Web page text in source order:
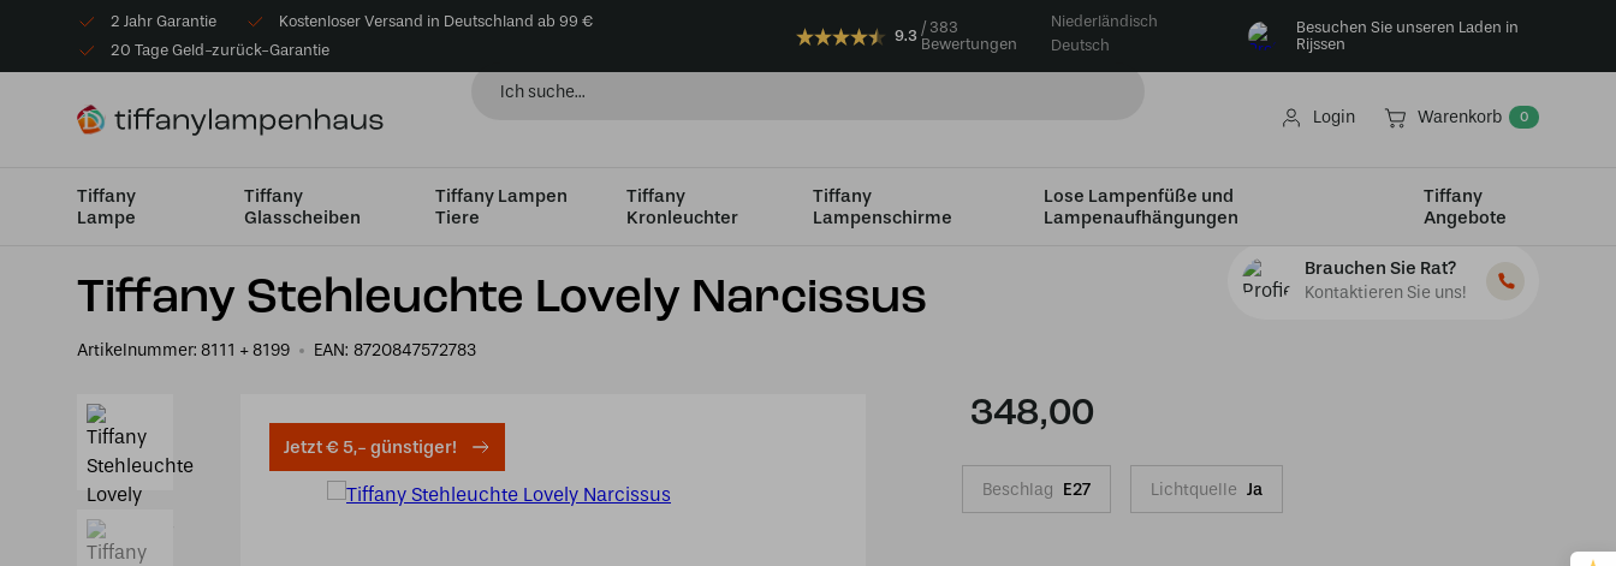
2 Jahr Garantie
Kostenloser Versand in Deutschland ab 99 €
20 Tage Geld-zurück-Garantie
9.3
383
Bewertungen
Niederländisch
Deutsch
Besuchen Sie unseren Laden in
Rijssen
Login Warenkorb 0
Tiffany
Lampe
Tiffany
Glasscheiben
Tiffany Lampen
Tiere
Tiffany
Kronleuchter
Tiffany
Lampenschirme
Lose Lampenfüße und
Lampenaufhängungen
Tiffany
Angebote
Startseite Tiffany Stehleuchte Lovely Narcissus
Tiffany Stehleuchte Lovely Narcissus
Artikelnummer: 8111 + 8199 EAN: 8720847572783
Brauchen Sie Rat?
Kontaktieren Sie uns!
Jetzt € 5,- günstiger!
348,00
Beschlag E27 Lichtquelle Ja